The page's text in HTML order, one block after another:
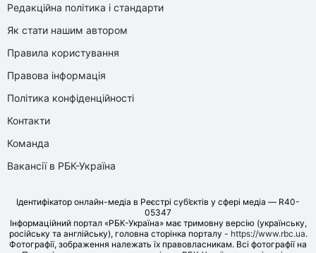
Редакційна політика і стандарти
Як стати нашим автором
Правила користування
Правова інформація
Політика конфіденційності
Контакти
Команда
Вакансії в РБК-Україна
Ідентифікатор онлайн-медіа в Реєстрі суб’єктів у сфері медіа — R40-
05347
Інформаційний портал «РБК-Україна» має тримовну версію (українську,
російську та англійську), головна сторінка порталу - https://www.rbc.ua.
Фотографії, зображення належать їх правовласникам. Всі фотографії на